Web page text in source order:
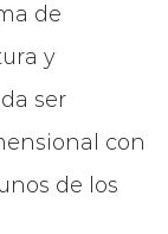
de
y
ser
con
de los